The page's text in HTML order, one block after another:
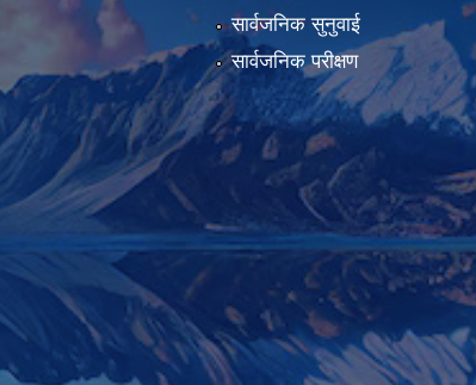
सार्वजनिक सुनुवाई
सार्वजनिक परीक्षण